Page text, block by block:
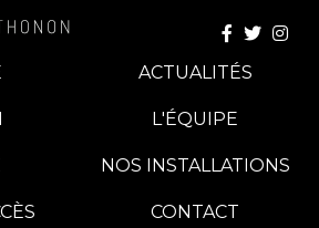
ACTUALITÉS
L'ÉQUIPE
NOS INSTALLATIONS
CONTACT